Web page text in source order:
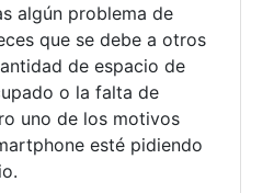
algún problema de
que se debe a otros
de espacio de
o la falta de
uno de los motivos
esté pidiendo